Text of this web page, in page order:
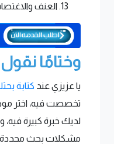
العنف
وختامًا نقول
يا عزيزي عند كتابة
تخصصت فيه، اختر
لديك خبرة كبيرة
مشكلات بحث محددة